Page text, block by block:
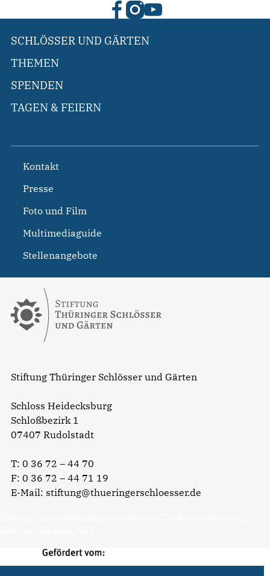
Stiftung Thüringer Schlösser und Gärten
Schloss Heidecksburg
Schloßbezirk 1
07407 Rudolstadt
T: 0 36 72 – 44 70
F: 0 36 72 – 44 71 19
E-Mail: stiftung@thueringerschloesser.de
SCHLÖSSER UND GÄRTEN
THEMEN
SPENDEN
TAGEN & FEIERN
Kontakt
Presse
Foto und Film
Multimediaguide
Stellenangebote